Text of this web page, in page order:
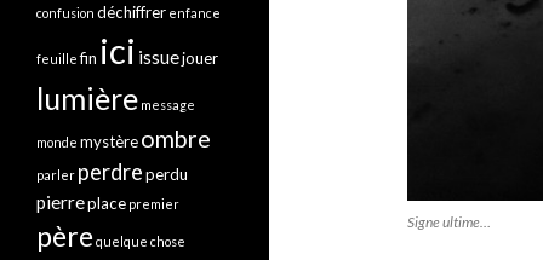
Signe ultime…
confusion déchiffrer enfance
feuille fin ici issuejouer
lumière message
monde mystèreombre
parler perdreperdu
pierreplace premier
père quelque chose